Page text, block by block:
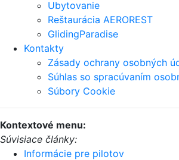
Ubytovanie
Reštaurácia AEROREST
GlidingParadise
Kontakty
Zásady ochrany osobných
Súhlas so spracúvaním
Súbory Cookie
Kontextové menu:
Súvisiace články:
Informácie pre pilotov